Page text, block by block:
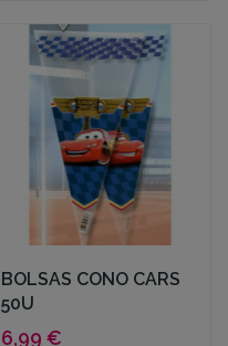
BOLSAS CONO CARS
50U
6,99 €